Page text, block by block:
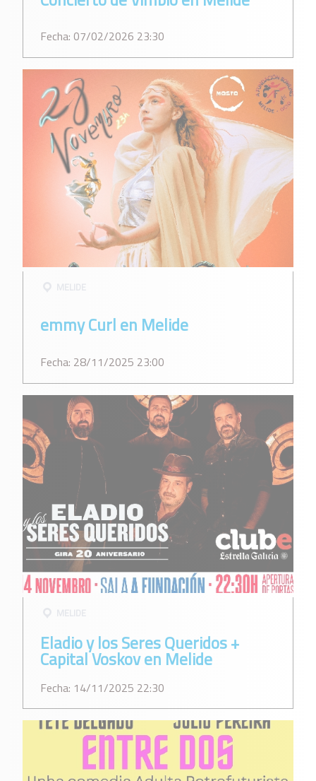
Fecha: 07/02/2026 23:30
emmy Curl en Melide
Fecha: 28/11/2025 23:00
Eladio y los Seres Queridos +
Capital Voskov en Melide
Fecha: 14/11/2025 22:30